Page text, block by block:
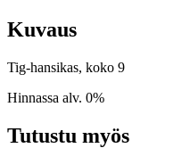
Kuvaus
Tig-hansikas, koko 9
Hinnassa alv. 0%
Tutustu myös